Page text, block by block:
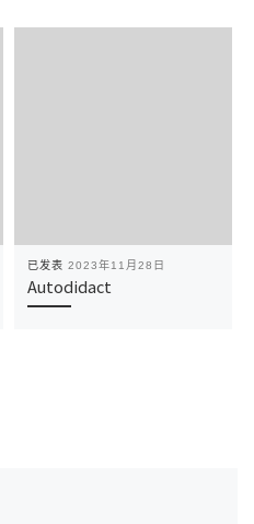
已发表 2023年11月28日
Autodidact